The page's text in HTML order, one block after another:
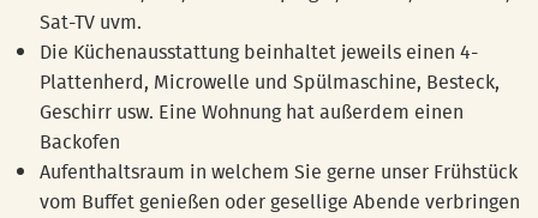
Sat-TV uvm.
Die Küchenausstattung beinhaltet jeweils einen 4-
Plattenherd, Microwelle und Spülmaschine, Besteck,
Geschirr usw. Eine Wohnung hat außerdem einen
Backofen
Aufenthaltsraum in welchem Sie gerne unser Frühstück
vom Buffet genießen oder gesellige Abende verbringen